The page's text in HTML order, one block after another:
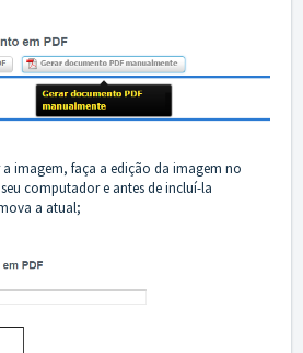
a imagem, faça a edição da imagem no
computador e antes de incluí-la
a atual;